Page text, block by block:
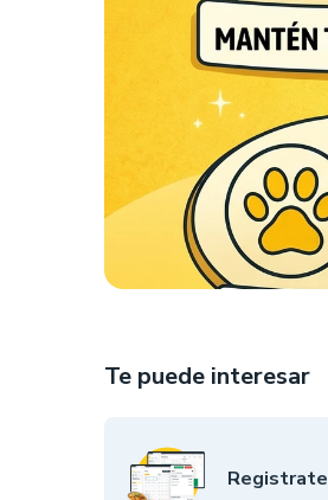
Te puede interesar
Registrate